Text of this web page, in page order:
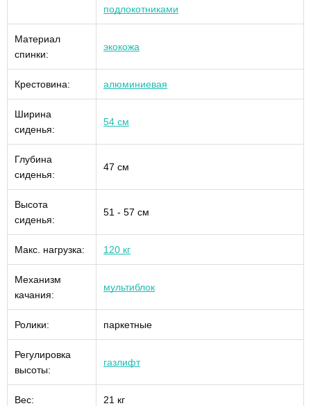
подлокотниками
Материал
спинки:
экокожа
Крестовина: алюминиевая
Ширина
сиденья:
54 см
Глубина
сиденья:
47 см
Высота
сиденья:
51 - 57 см
Макс. нагрузка: 120 кг
Механизм
качания:
мультиблок
Ролики: паркетные
Регулировка
высоты:
газлифт
Вес: 21 кг